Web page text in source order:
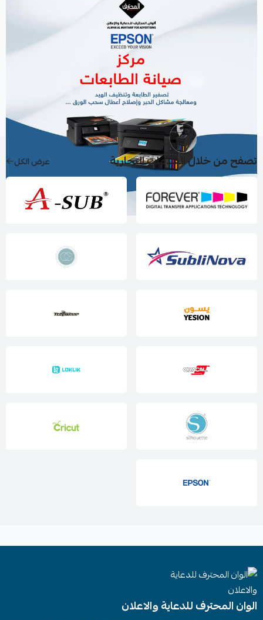
تصفح من خلال العلامات التجارية عرض الكل
الوان المحترف للدعاية والاعلان